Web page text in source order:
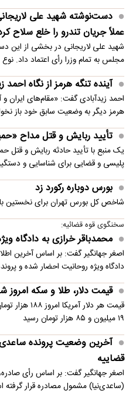
عملاً جریان تندرو را خلع سلاح
شهید علی لاریجانی در بخشی از این
مجلس به تمام وزرا رأی اعتماد داد.
آینده تنگه هرمز از نگاه
احمد زیدآبادی گفت: «مقام‌های ایران
هرمز دیگر به وضعیت سابق خود باز
تأیید ربایش و قتل مداح
یک منبع با تأیید حادثه ربایش و قتل
پلیسی و قضایی برای شناسایی و
بورس دوباره رکورد زد
شاخص کل بورس تهران برای نخستین ‌بار وارد کانال
سخنگوی قوه قضائیه:
محمدباقر خرازی به دادگاه
اصغر جهانگیر گفت: بر اساس آخرین
دادگاه ویژه روحانیت احضار شده و
قیمت دلار، طلا و سکه امروز شنبه ۱۷ مرداد
۱۹ میلیون و ۸۵ هزار تومان رسید
آخرین وضعیت پرونده
قضاییه
اصغر جهانگیر گفت: بر اساس رأی
(ساعدی‌نیا) مشمول مصادره قرار